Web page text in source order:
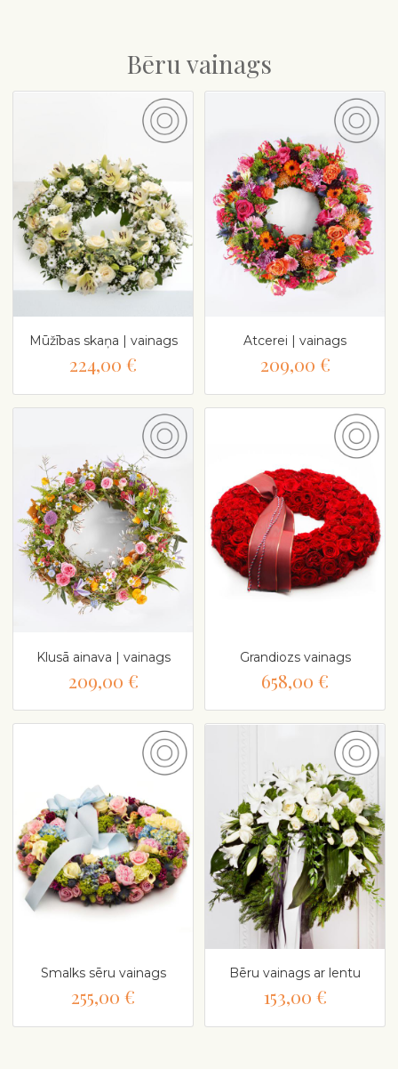
Bēru vainags
Mūžības skaņa | vainags
224,00 €
Atcerei | vainags
209,00 €
Klusā ainava | vainags
209,00 €
Grandiozs vainags
658,00 €
Smalks sēru vainags
255,00 €
Bēru vainags ar lentu
153,00 €